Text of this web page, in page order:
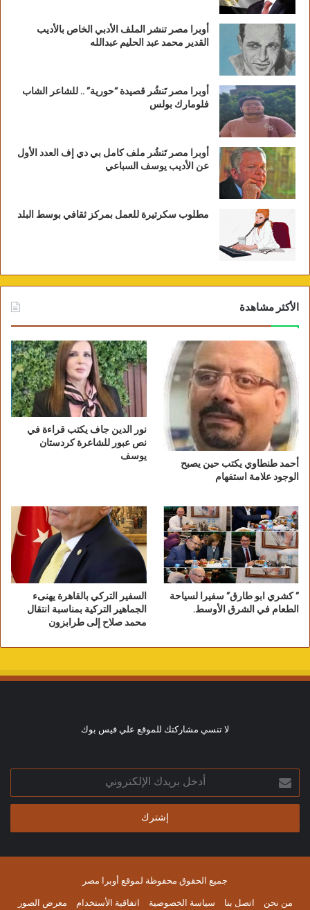
أوبرا مصر تنشر الملف الأدبي الخاص بالأديب
القدير محمد عبد الحليم عبدالله
أوبرا مصر تَنشُر قصيدة “حورية” .. للشاعر الشاب
فلومارك بولس
أوبرا مصر تَنشُر ملف كامل بي دي إف العدد الأول
عن الأديب يوسف السباعي
مطلوب سكرتيرة للعمل بمركز ثقافي بوسط البلد
الأكثر مشاهدة
أحمد طنطاوي يكتب حين يصبح
الوجود علامة استفهام
نور الدين جاف يكتب قراءة في
نص عبور للشاعرة كردستان
يوسف
” كشري ابو طارق” سفيرا لسياحة
الطعام في الشرق الأوسط.
السفير التركي بالقاهرة يهنىء
الجماهير التركية بمناسبة انتقال
محمد صلاح إلى طرابزون
لا تنسي مشاركتك للموقع علي فيس بوك
أدخل
بريدك
الإلكتروني
جميع الحقوق محفوظة لموقع أوبرا مصر
من نحن
اتصل بنا سياسة الخصوصية اتفاقية الأستخدام معرض الصور